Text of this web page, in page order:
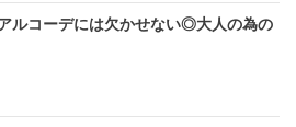
ルコーデには欠かせない◎大人の為の